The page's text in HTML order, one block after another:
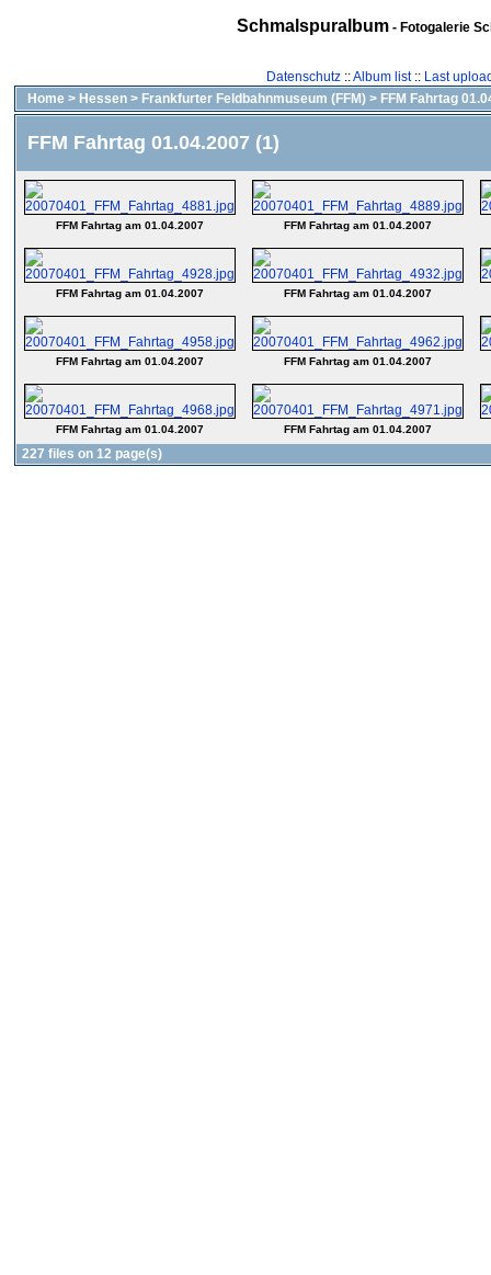
Schmalspuralbum - Fotogalerie
Datenschutz ::Album list:: Last
Home > Hessen > Frankfurter Feldbahnmuseum (FFM) > FFM Fahrtag
FFM Fahrtag 01.04.2007 (1)
FFM Fahrtag am 01.04.2007 FFM Fahrtag am 01.04.2007
FFM Fahrtag am 01.04.2007 FFM Fahrtag am 01.04.2007
FFM Fahrtag am 01.04.2007 FFM Fahrtag am 01.04.2007
FFM Fahrtag am 01.04.2007 FFM Fahrtag am 01.04.2007
227 files on 12 page(s)